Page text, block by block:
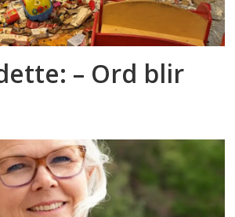
– Ord blir